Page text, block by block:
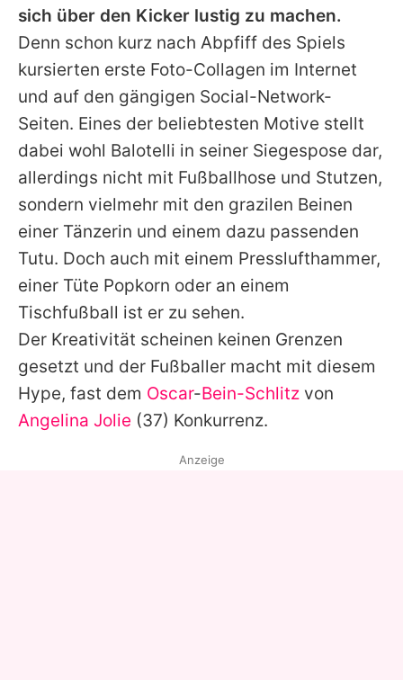
sich über den Kicker lustig zu machen.
Denn schon kurz nach Abpfiff des Spiels
kursierten erste Foto-Collagen im Internet
und auf den gängigen Social-Network-
Seiten. Eines der beliebtesten Motive stellt
dabei wohl Balotelli in seiner Siegespose dar,
allerdings nicht mit Fußballhose und Stutzen,
sondern vielmehr mit den grazilen Beinen
einer Tänzerin und einem dazu passenden
Tutu. Doch auch mit einem Presslufthammer,
einer Tüte Popkorn oder an einem
Tischfußball ist er zu sehen.
Der Kreativität scheinen keinen Grenzen
gesetzt und der Fußballer macht mit diesem
Hype, fast dem Oscar-Bein-Schlitz von
Angelina Jolie (37) Konkurrenz.
Anzeige